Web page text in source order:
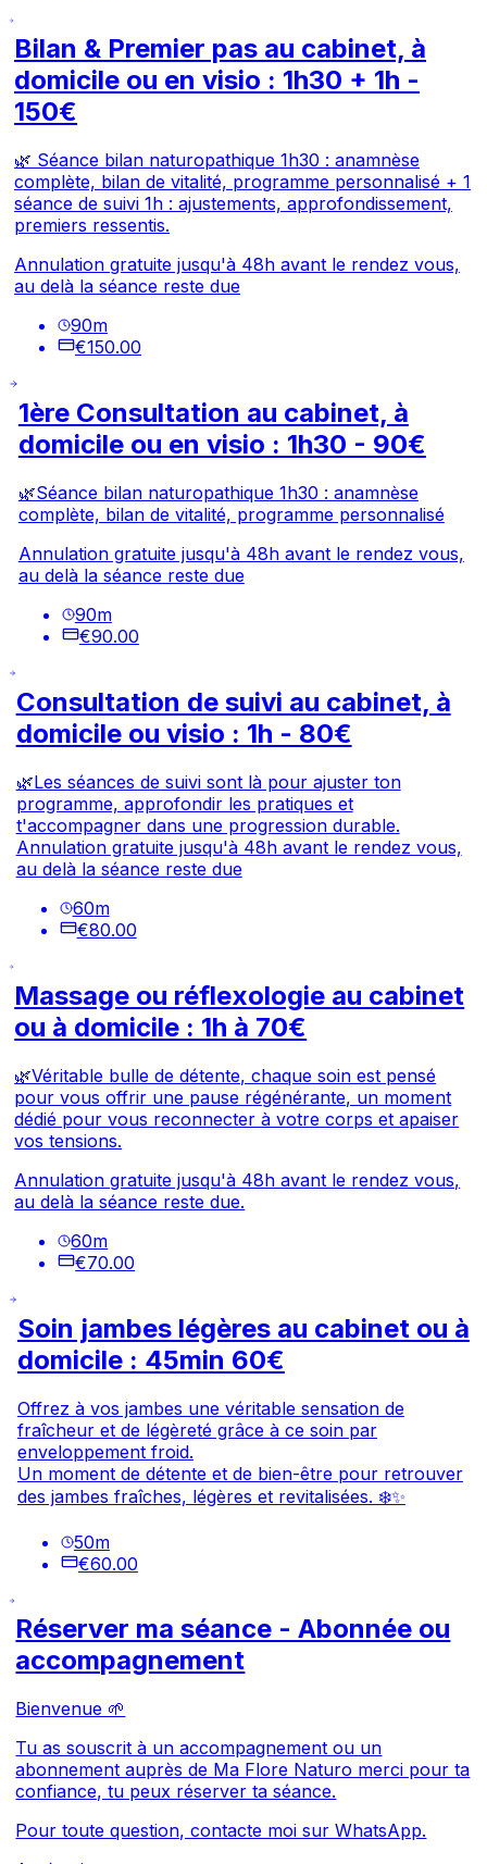
Bilan & Premier pas au cabinet, à
domicile ou en visio : 1h30 + 1h -
150€
🌿 Séance bilan naturopathique 1h30 : anamnèse
complète, bilan de vitalité, programme personnalisé + 1
séance de suivi 1h : ajustements, approfondissement,
premiers ressentis.
Annulation gratuite jusqu'à 48h avant le rendez vous,
au delà la séance reste due
90m
€150.00
1ère Consultation au cabinet, à
domicile ou en visio : 1h30 - 90€
🌿Séance bilan naturopathique 1h30 : anamnèse
complète, bilan de vitalité, programme personnalisé
Annulation gratuite jusqu'à 48h avant le rendez vous,
au delà la séance reste due
90m
€90.00
Consultation de suivi au cabinet, à
domicile ou visio : 1h - 80€
🌿Les séances de suivi sont là pour ajuster ton
programme, approfondir les pratiques et
t'accompagner dans une progression durable.
Annulation gratuite jusqu'à 48h avant le rendez vous,
au delà la séance reste due
60m
€80.00
Massage ou réflexologie au cabinet
ou à domicile : 1h à 70€
🌿Véritable bulle de détente, chaque soin est pensé
pour vous offrir une pause régénérante, un moment
dédié pour vous reconnecter à votre corps et apaiser
vos tensions.
Annulation gratuite jusqu'à 48h avant le rendez vous,
au delà la séance reste due.
60m
€70.00
Soin jambes légères au cabinet ou à
domicile : 45min 60€
Offrez à vos jambes une véritable sensation de
fraîcheur et de légèreté grâce à ce soin par
enveloppement froid.
Un moment de détente et de bien-être pour retrouver
des jambes fraîches, légères et revitalisées. ❄️✨
50m
€60.00
Réserver ma séance - Abonnée ou
accompagnement
Bienvenue 🌱
Tu as souscrit à un accompagnement ou un
abonnement auprès de Ma Flore Naturo merci pour ta
confiance, tu peux réserver ta séance.
Pour toute question, contacte moi sur WhatsApp.